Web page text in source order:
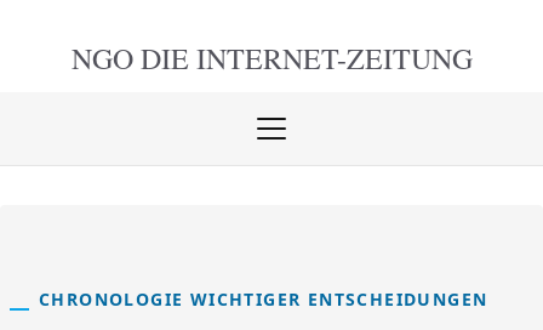
NGO DIE INTERNET-ZEITUNG
Menü
CHRONOLOGIE WICHTIGER ENTSCHEIDUNGEN